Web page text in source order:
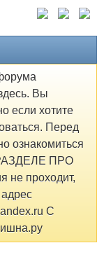
Вы
если хотите
Перед
ознакомиться
ПРО
не проходит,
С